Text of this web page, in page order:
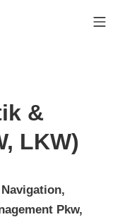
&
LKW)
Navigation,
Pkw,